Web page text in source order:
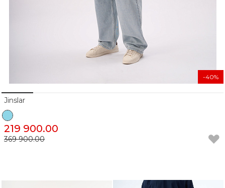
Jinslar
219 900.00
369 900.00
-40%